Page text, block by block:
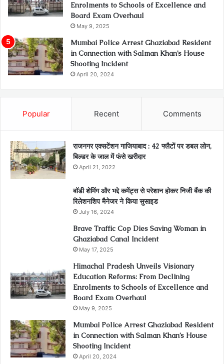
Enrolments to Schools of Excellence and
Board Exam Overhaul
May 9, 2025
Mumbai Police Arrest Ghaziabad Resident
in Connection with Salman Khan’s House
Shooting Incident
April 20, 2024
Popular Recent Comments
राजनगर एक्सटेंशन गाजियाबाद : 42 फ्लैटों पर डबल लोन,
बिल्डर के जाल में फंसे खरीदार
April 21, 2022
बॉडी शेमिंग और भद्दे कमेंट्स से परेशान होकर निजी बैंक की
रिलेशनशिप मैनेजर ने किया सुसाइड
July 16, 2024
Brave Traffic Cop Dies Saving Woman in
Ghaziabad Canal Incident
May 17, 2025
Himachal Pradesh Unveils Visionary
Education Reforms: From Declining
Enrolments to Schools of Excellence and
Board Exam Overhaul
May 9, 2025
Mumbai Police Arrest Ghaziabad Resident
in Connection with Salman Khan’s House
Shooting Incident
April 20, 2024